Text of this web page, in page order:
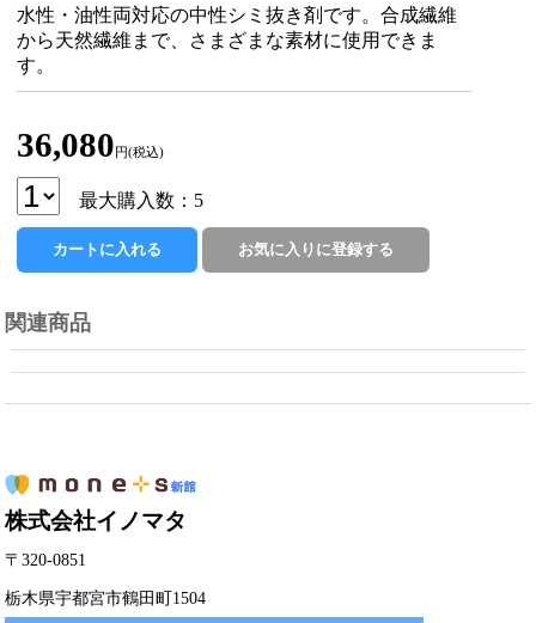
水性・油性両対応の中性シミ抜き剤です。合成繊維
から天然繊維まで、さまざまな素材に使用できま
す。
36,080 円(税込)
最大購入数：5
関連商品
株式会社イノマタ
〒320-0851
栃木県宇都宮市鶴田町1504